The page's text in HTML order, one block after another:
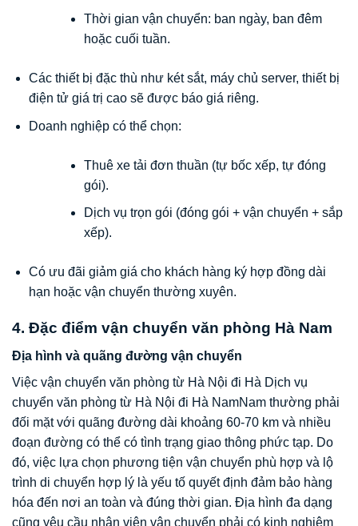
Thời gian vận chuyển: ban ngày, ban đêm
hoặc cuối tuần.
Các thiết bị đặc thù như két sắt, máy chủ server, thiết bị
điện tử giá trị cao sẽ được báo giá riêng.
Doanh nghiệp có thể chọn:
Thuê xe tải đơn thuần (tự bốc xếp, tự đóng
gói).
Dịch vụ trọn gói (đóng gói + vận chuyển + sắp
xếp).
Có ưu đãi giảm giá cho khách hàng ký hợp đồng dài
hạn hoặc vận chuyển thường xuyên.
4. Đặc điểm vận chuyển văn phòng Hà Nam
Địa hình và quãng đường vận chuyển
Việc vận chuyển văn phòng từ Hà Nội đi Hà Dịch vụ
chuyển văn phòng từ Hà Nội đi Hà NamNam thường phải
đối mặt với quãng đường dài khoảng 60-70 km và nhiều
đoạn đường có thể có tình trạng giao thông phức tạp. Do
đó, việc lựa chọn phương tiện vận chuyển phù hợp và lộ
trình di chuyển hợp lý là yếu tố quyết định đảm bảo hàng
hóa đến nơi an toàn và đúng thời gian. Địa hình đa dạng
cũng yêu cầu nhân viên vận chuyển phải có kinh nghiệm